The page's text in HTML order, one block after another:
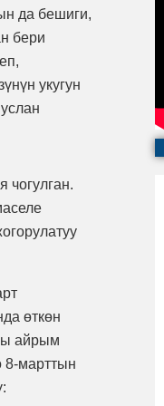
да бешиги,
бери
укугун
чогулган.
өткөн
айрым
8-марттын